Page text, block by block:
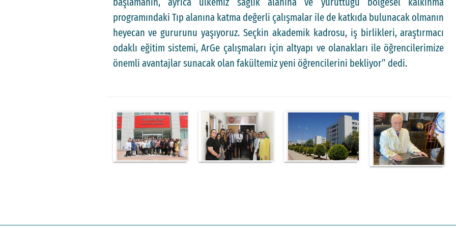
programındaki Tıp alanına katma değerli çalışmalar ile de katkıda bulunacak olmanın
heyecan ve gururunu yaşıyoruz. Seçkin akademik kadrosu, iş birlikleri, araştırmacı
odaklı eğitim sistemi, ArGe çalışmaları için altyapı ve olanakları ile öğrencilerimize
önemli avantajlar sunacak olan fakültemiz yeni öğrencilerini bekliyor” dedi.